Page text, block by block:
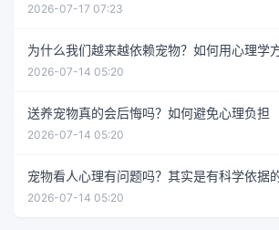
2026-07-17 07:23
为什么我们越来越依赖宠物？如何用心理学
2026-07-14 05:20
送养宠物真的会后悔吗？如何避免心理负担
2026-07-14 05:20
宠物看人心理有问题吗？其实是有科学依据
2026-07-14 05:20